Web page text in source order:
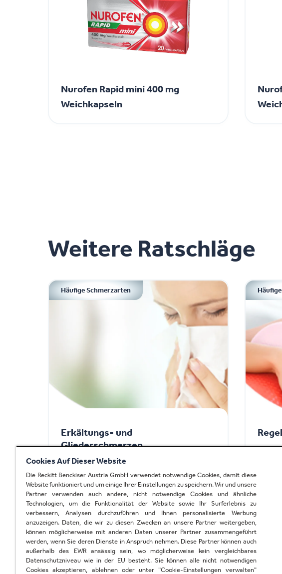
Nurofen Rapid mini 400 mg
Weichkapseln
Weitere Ratschläge
Erkältungs- und
Gliederschmerzen
Häufige Schmerzarten
Cookies Auf Dieser Website
Die Reckitt Benckiser Austria GmbH verwendet notwendige Cookies, damit diese
Website funktioniert und um einige Ihrer Einstellungen zu speichern. Wir und unsere
Partner verwenden auch andere, nicht notwendige Cookies und ähnliche
Technologien, um die Funktionalität der Website sowie Ihr Surferlebnis zu
verbessern, Analysen durchzuführen und Ihnen personalisierte Werbung
anzuzeigen. Daten, die wir zu diesen Zwecken an unsere Partner weitergeben,
können möglicherweise mit anderen Daten unserer Partner zusammengeführt
werden, wenn Sie deren Dienste in Anspruch nehmen. Diese Partner können auch
außerhalb des EWR ansässig sein, wo möglicherweise kein vergleichbares
Datenschutzniveau wie in der EU besteht. Sie können alle nicht notwendigen
Cookies akzeptieren, ablehnen oder unter "Cookie-Einstellungen verwalten"